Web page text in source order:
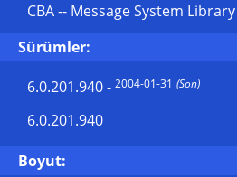
CBA -- Message System Library
Sürümler:
6.0.201.940- 2004-01-31 (Son)
6.0.201.940
Boyut: